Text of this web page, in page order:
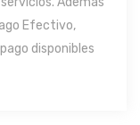
Efectivo,
disponibles